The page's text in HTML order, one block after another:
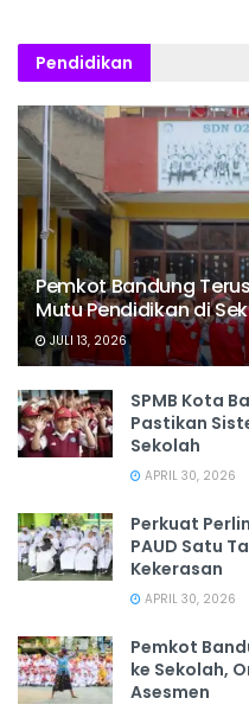
Pendidikan
Pemkot Bandung
Mutu Pendidikan di
JULI 13, 2026
SPMB Kota
Pastikan
Sekolah
APRIL 30, 2026
Perkuat
PAUD Satu
Kekerasan
APRIL 30, 2026
Pemkot
ke Sekolah,
Asesmen